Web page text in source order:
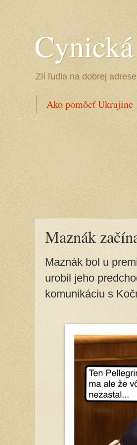
Zlí ľudia na dobrej adrese
Ako pomôcť Ukrajine
Maznák
Maznák bol u
urobil jeho
komunikáciu s